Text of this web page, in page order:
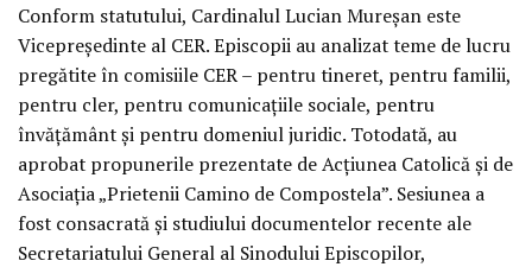
Conform statutului, Cardinalul Lucian Mureșan este
Vicepreședinte al CER. Episcopii au analizat teme de lucru
pregătite în comisiile CER – pentru tineret, pentru familii,
pentru cler, pentru comunicațiile sociale, pentru
învățământ și pentru domeniul juridic. Totodată, au
aprobat propunerile prezentate de Acțiunea Catolică și de
Asociația „Prietenii Camino de Compostela”. Sesiunea a
fost consacrată și studiului documentelor recente ale
Secretariatului General al Sinodului Episcopilor,